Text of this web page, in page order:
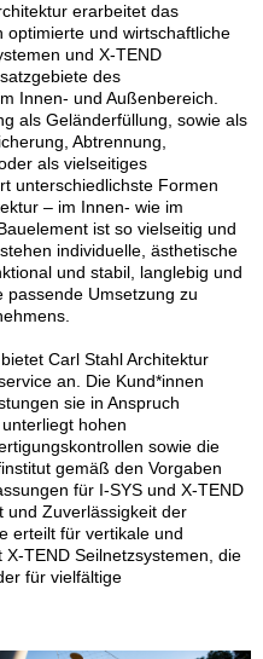
erarbeitet das
optimierte und wirtschaftliche
und X-TEND
des
Innen- und Außenbereich.
als Geländerfüllung, sowie als
Abtrennung,
als vielseitiges
unterschiedlichste Formen
– im Innen- wie im
ist so vielseitig und
individuelle, ästhetische
und stabil, langlebig und
passende Umsetzung zu
Carl Stahl Architektur
an. Die Kund*innen
sie in Anspruch
hohen
sowie die
gemäß den Vorgaben
für I-SYS und X-TEND
und Zuverlässigkeit der
erteilt für vertikale und
TEND Seilnetzsystemen, die
für vielfältige